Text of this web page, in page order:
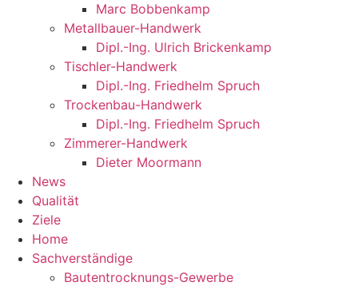
Marc Bobbenkamp
Metallbauer-Handwerk​
Dipl.-Ing. Ulrich Brickenkamp
Tischler-Handwerk
Dipl.-Ing. Friedhelm Spruch
Trockenbau-Handwerk
Dipl.-Ing. Friedhelm Spruch
Zimmerer-Handwerk
Dieter Moormann
News
Qualität
Ziele
Home
Sachverständige
Bautentrocknungs-Gewerbe